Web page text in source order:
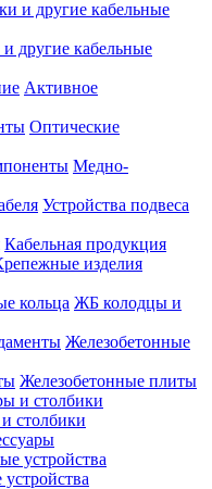
другие кабельные
Активное
Оптические
Медно-
Устройства подвеса
Кабельная продукция
изделия
ЖБ колодцы и
Железобетонные
Железобетонные плиты
столбики